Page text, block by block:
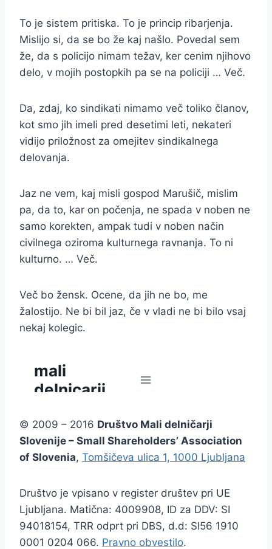
To je sistem pritiska. To je princip ribarjenja.
Mislijo si, da se bo že kaj našlo. Povedal sem
že, da s policijo nimam težav, ker cenim njihovo
delo, v mojih postopkih pa se na policiji … Več.
Da, zdaj, ko sindikati nimamo več toliko članov,
kot smo jih imeli pred desetimi leti, nekateri
vidijo priložnost za omejitev sindikalnega
delovanja.
Jaz ne vem, kaj misli gospod Marušič, mislim
pa, da to, kar on počenja, ne spada v noben ne
samo korekten, ampak tudi v noben način
civilnega oziroma kulturnega ravnanja. To ni
kulturno. … Več.
Več bo žensk. Ocene, da jih ne bo, me
žalostijo. Ne bi bil jaz, če v vladi ne bi bilo vsaj
nekaj kolegic.
© 2009 – 2016 Društvo Mali delničarji
Slovenije – Small Shareholders’ Association
of Slovenia, Tomšičeva ulica 1, 1000 Ljubljana
Društvo je vpisano v register društev pri UE
Ljubljana. Matična: 4009908, ID za DDV: SI
94018154, TRR odprt pri DBS, d.d: SI56 1910
0001 0204 066. Pravno obvestilo.